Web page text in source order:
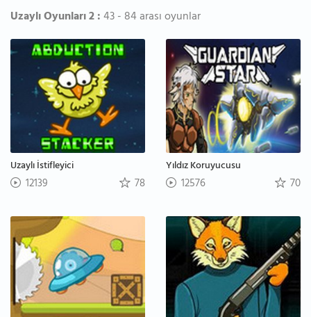
Uzaylı Oyunları 2 :43 - 84 arası oyunlar
Uzaylı İstifleyici
12139 78
Yıldız Koruyucusu
12576 70